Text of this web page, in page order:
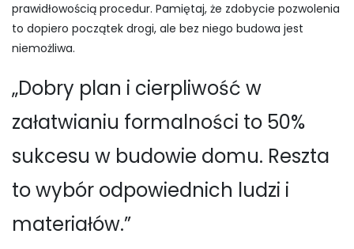
prawidłowością procedur. Pamiętaj, że zdobycie pozwolenia
to dopiero początek drogi, ale bez niego budowa jest
niemożliwa.
„Dobry plan i cierpliwość w
załatwianiu formalności to 50%
sukcesu w budowie domu. Reszta
to wybór odpowiednich ludzi i
materiałów.”